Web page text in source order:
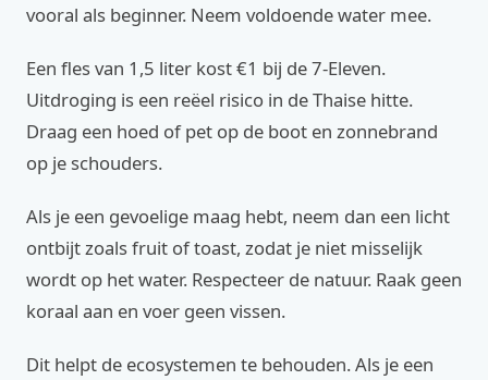
vooral als beginner. Neem voldoende water mee.
Een fles van 1,5 liter kost €1 bij de 7-Eleven.
Uitdroging is een reëel risico in de Thaise hitte.
Draag een hoed of pet op de boot en zonnebrand
op je schouders.
Als je een gevoelige maag hebt, neem dan een licht
ontbijt zoals fruit of toast, zodat je niet misselijk
wordt op het water. Respecteer de natuur. Raak geen
koraal aan en voer geen vissen.
Dit helpt de ecosystemen te behouden. Als je een